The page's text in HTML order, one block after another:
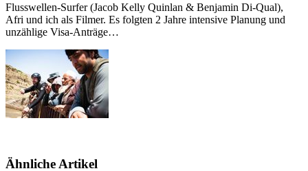
Flusswellen-Surfer (Jacob Kelly Quinlan & Benjamin Di-Qual),
Afri und ich als Filmer. Es folgten 2 Jahre intensive Planung und
unzählige Visa-Anträge…
Ähnliche Artikel